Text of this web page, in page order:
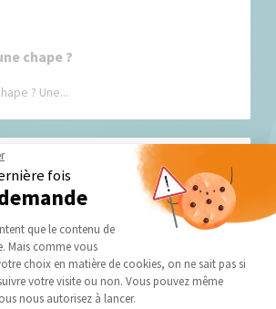
chape ?
? Une...
: les mots clés pour
travaux de revêtement
spécialiste des revêtements...
fois
Gestion du
que le contenu de
Mais comme vous
choix en matière de cookies, on ne sait pas si
votre visite ou non. Vous pouvez même
nous autorisez à lancer.
Axeptio consent